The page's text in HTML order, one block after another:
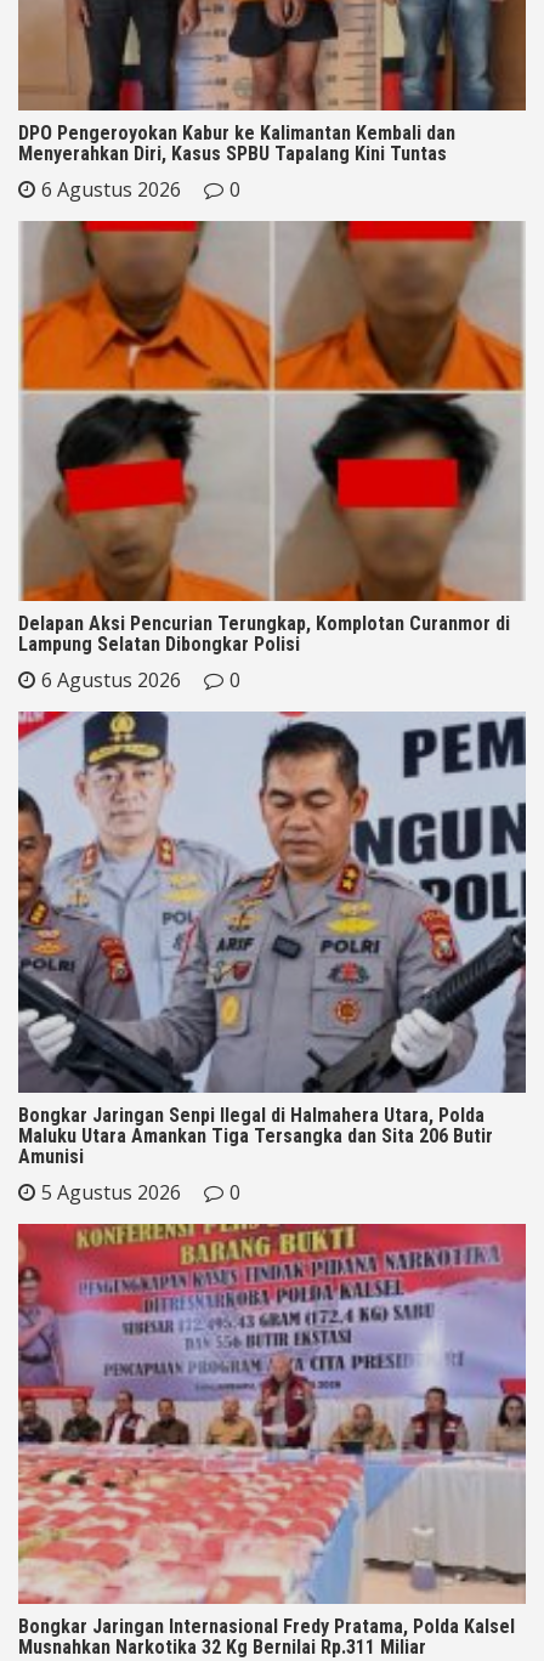
DPO Pengeroyokan Kabur ke Kalimantan Kembali dan
Menyerahkan Diri, Kasus SPBU Tapalang Kini Tuntas
6 Agustus 2026 0
Delapan Aksi Pencurian Terungkap, Komplotan Curanmor di
Lampung Selatan Dibongkar Polisi
6 Agustus 2026 0
Bongkar Jaringan Senpi Ilegal di Halmahera Utara, Polda
Maluku Utara Amankan Tiga Tersangka dan Sita 206 Butir
Amunisi
5 Agustus 2026 0
Bongkar Jaringan Internasional Fredy Pratama, Polda Kalsel
Musnahkan Narkotika 32 Kg Bernilai Rp.311 Miliar